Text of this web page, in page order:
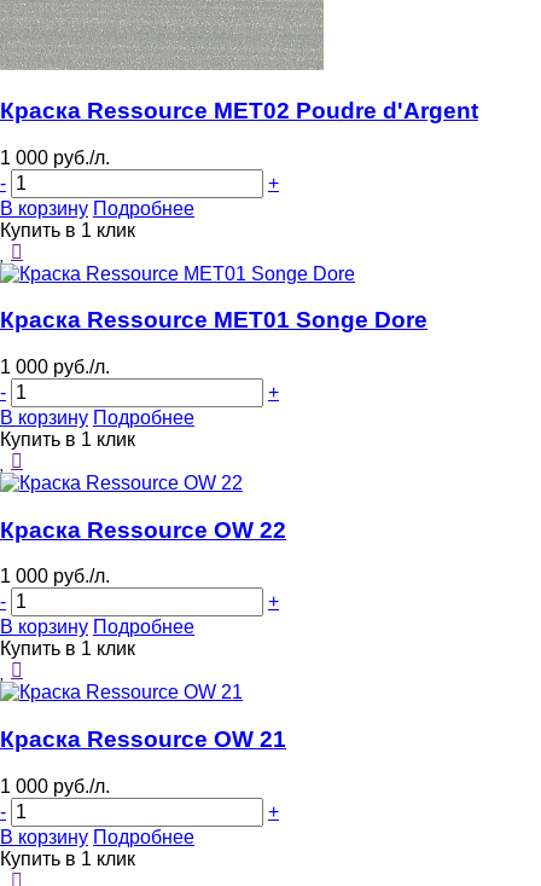
Краска Ressource MET02 Poudre d'Argent
1 000 руб./л.
-
+
В корзину Подробнее
Купить в 1 клик
Краска Ressource MET01 Songe Dore
1 000 руб./л.
-
+
В корзину Подробнее
Купить в 1 клик
Краска Ressource OW 22
1 000 руб./л.
-
+
В корзину Подробнее
Купить в 1 клик
Краска Ressource OW 21
1 000 руб./л.
-
+
В корзину Подробнее
Купить в 1 клик